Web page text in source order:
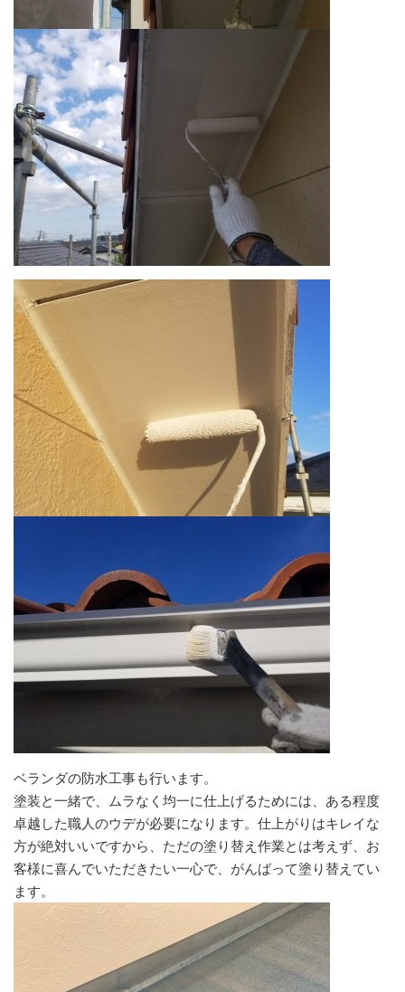
ベランダの防水工事も行います。
塗装と一緒で、ムラなく均一に仕上げるためには、ある程度
卓越した職人のウデが必要になります。仕上がりはキレイな
方が絶対いいですから、ただの塗り替え作業とは考えず、お
客様に喜んでいただきたい一心で、がんばって塗り替えてい
ます。